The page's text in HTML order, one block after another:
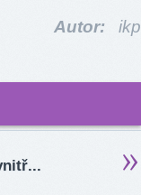
Autor:
ikp